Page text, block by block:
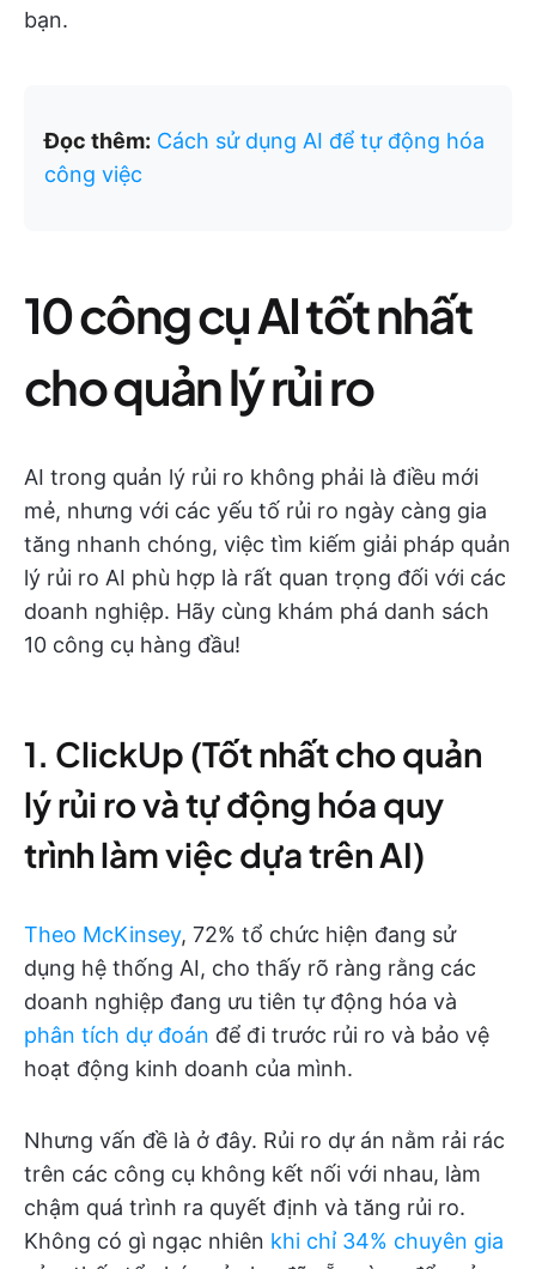
bạn.
Đọc thêm: Cách sử dụng AI để tự động hóa
công việc
10 công cụ AI tốt nhất
cho quản lý rủi ro
AI trong quản lý rủi ro không phải là điều mới
mẻ, nhưng với các yếu tố rủi ro ngày càng gia
tăng nhanh chóng, việc tìm kiếm giải pháp quản
lý rủi ro AI phù hợp là rất quan trọng đối với các
doanh nghiệp. Hãy cùng khám phá danh sách
10 công cụ hàng đầu!
1. ClickUp (Tốt nhất cho quản
lý rủi ro và tự động hóa quy
trình làm việc dựa trên AI)
Theo McKinsey, 72% tổ chức hiện đang sử
dụng hệ thống AI, cho thấy rõ ràng rằng các
doanh nghiệp đang ưu tiên tự động hóa và
phân tích dự đoán để đi trước rủi ro và bảo vệ
hoạt động kinh doanh của mình.
Nhưng vấn đề là ở đây. Rủi ro dự án nằm rải rác
trên các công cụ không kết nối với nhau, làm
chậm quá trình ra quyết định và tăng rủi ro.
Không có gì ngạc nhiên khi chỉ 34% chuyên gia